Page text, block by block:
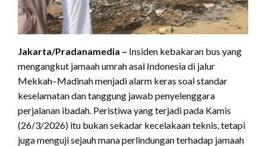
Jakarta/Pradanamedia – Insiden kebakaran bus yang
mengangkut jamaah umrah asal Indonesia di jalur
Mekkah–Madinah menjadi alarm keras soal standar
keselamatan dan tanggung jawab penyelenggara
perjalanan ibadah. Peristiwa yang terjadi pada Kamis
(26/3/2026) itu bukan sekadar kecelakaan teknis, tetapi
juga menguji sejauh mana perlindungan terhadap jamaah